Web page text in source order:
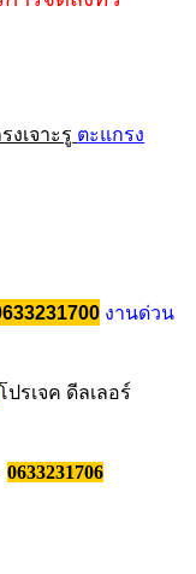
งเจาะรู ตะแกรง
งานด่วน
ปรเจค ดีลเลอร์
0633231706